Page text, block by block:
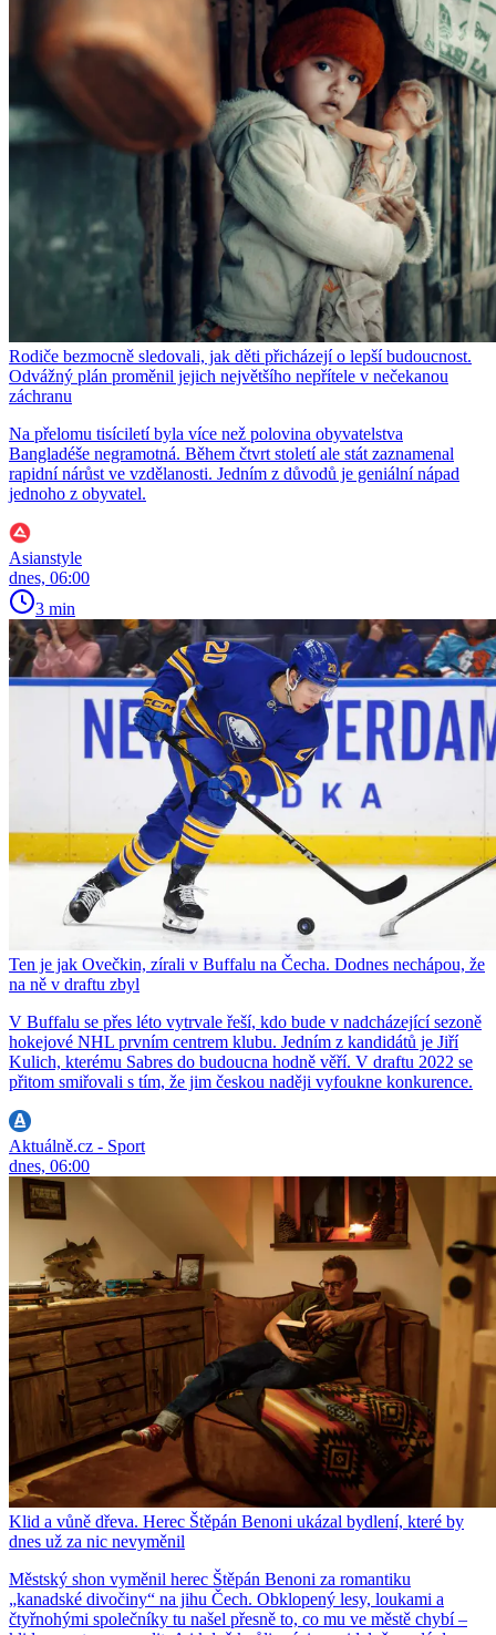
Rodiče bezmocně sledovali, jak děti přicházejí o lepší budoucnost.
Odvážný plán proměnil jejich největšího nepřítele v nečekanou
záchranu
Na přelomu tisíciletí byla více než polovina obyvatelstva
Bangladéše negramotná. Během čtvrt století ale stát zaznamenal
rapidní nárůst ve vzdělanosti. Jedním z důvodů je geniální nápad
jednoho z obyvatel.
Asianstyle
dnes, 06:00
3 min
Ten je jak Ovečkin, zírali v Buffalu na Čecha. Dodnes nechápou, že
na ně v draftu zbyl
V Buffalu se přes léto vytrvale řeší, kdo bude v nadcházející sezoně
hokejové NHL prvním centrem klubu. Jedním z kandidátů je Jiří
Kulich, kterému Sabres do budoucna hodně věří. V draftu 2022 se
přitom smiřovali s tím, že jim českou naději vyfoukne konkurence.
Aktuálně.cz - Sport
dnes, 06:00
Klid a vůně dřeva. Herec Štěpán Benoni ukázal bydlení, které by
dnes už za nic nevyměnil
Městský shon vyměnil herec Štěpán Benoni za romantiku
„kanadské divočiny“ na jihu Čech. Obklopený lesy, loukami a
čtyřnohými společníky tu našel přesně to, co mu ve městě chybí –